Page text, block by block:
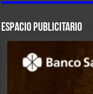
ESPACIO PUBLICITARIO